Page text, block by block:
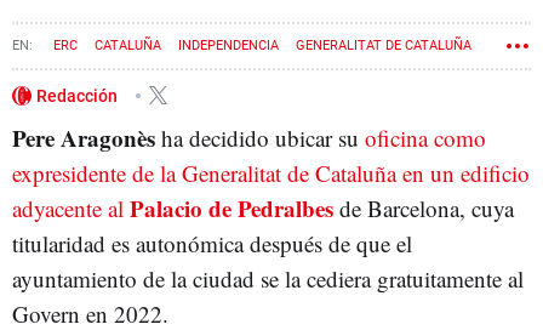
ERC CATALUÑA INDEPENDENCIA GENERALITAT DE CATALUÑA
NACIONALISMO PROCÉS
Redacción
Pere Aragonès ha decidido ubicar su oficina como
expresidente de la Generalitat de Cataluña en un edificio
adyacente al Palacio de Pedralbes de Barcelona, cuya
titularidad es autonómica después de que el
ayuntamiento de la ciudad se la cediera gratuitamente al
Govern en 2022.